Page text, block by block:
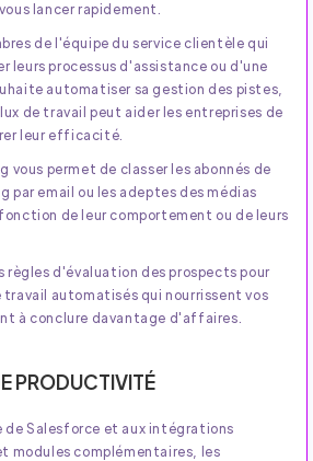
lancer rapidement.
de l'équipe du service clientèle qui
leurs processus d'assistance ou d'une
automatiser sa gestion des pistes,
de travail peut aider les entreprises de
leur efficacité.
vous permet de classer les abonnés de
par email ou les adeptes des médias
de leur comportement ou de leurs
règles d'évaluation des prospects pour
automatisés qui nourrissent vos
à conclure davantage d'affaires.
PRODUCTIVITÉ
de Salesforce et aux intégrations
modules complémentaires, les